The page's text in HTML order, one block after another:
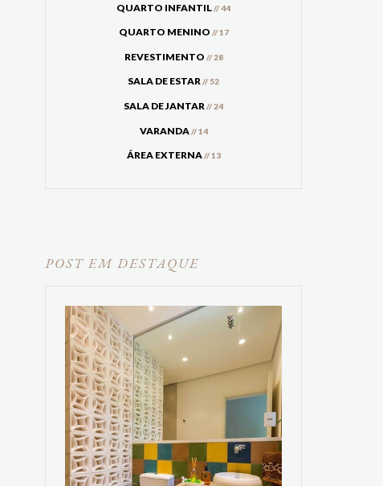
QUARTO INFANTIL// 44
QUARTO MENINO // 17
REVESTIMENTO // 28
SALA DE ESTAR// 52
SALA DE JANTAR// 24
VARANDA// 14
ÁREA EXTERNA// 13
POST EM DESTAQUE